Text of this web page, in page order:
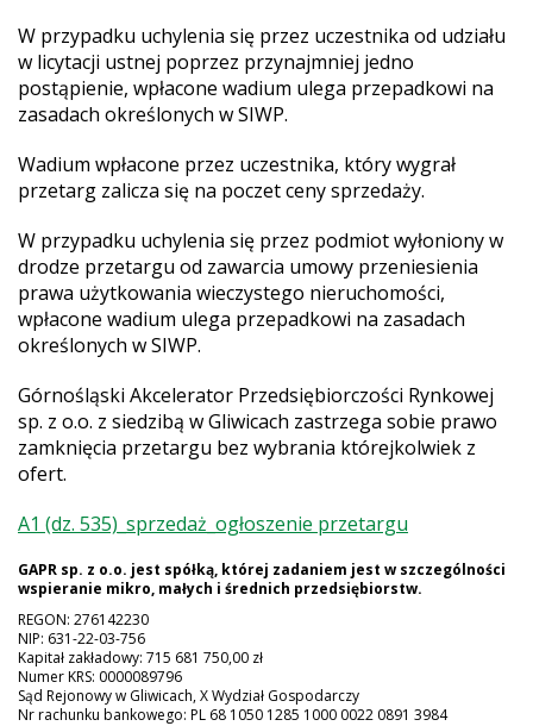
W przypadku uchylenia się przez uczestnika od udziału
w licytacji ustnej poprzez przynajmniej jedno
postąpienie, wpłacone wadium ulega przepadkowi na
zasadach określonych w SIWP.
Wadium wpłacone przez uczestnika, który wygrał
przetarg zalicza się na poczet ceny sprzedaży.
W przypadku uchylenia się przez podmiot wyłoniony w
drodze przetargu od zawarcia umowy przeniesienia
prawa użytkowania wieczystego nieruchomości,
wpłacone wadium ulega przepadkowi na zasadach
określonych w SIWP.
Górnośląski Akcelerator Przedsiębiorczości Rynkowej
sp. z o.o. z siedzibą w Gliwicach zastrzega sobie prawo
zamknięcia przetargu bez wybrania którejkolwiek z
ofert.
A1 (dz. 535)_sprzedaż_ogłoszenie przetargu
GAPR sp. z o.o. jest spółką, której zadaniem jest w szczególności
wspieranie mikro, małych i średnich przedsiębiorstw.
REGON: 276142230
NIP: 631-22-03-756
Kapitał zakładowy: 715 681 750,00 zł
Numer KRS: 0000089796
Sąd Rejonowy w Gliwicach, X Wydział Gospodarczy
Nr rachunku bankowego: PL 68 1050 1285 1000 0022 0891 3984